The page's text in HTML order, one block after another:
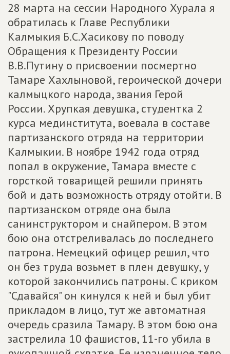
28 марта на сессии Народного Хурала я
обратилась к Главе Республики
Калмыкия Б.С.Хасикову по поводу
Обращения к Президенту России
В.В.Путину о присвоении посмертно
Тамаре Хахлыновой, героической дочери
калмыцкого народа, звания Герой
России. Хрупкая девушка, студентка 2
курса мединститута, воевала в составе
партизанского отряда на территории
Калмыкии. В ноябре 1942 года отряд
попал в окружение, Тамара вместе с
горсткой товарищей решили принять
бой и дать возможность отряду отойти. В
партизанском отряде она была
санинструктором и снайпером. В этом
бою она отстреливалась до последнего
патрона. Немецкий офицер решил, что
он без труда возьмет в плен девушку, у
которой закончились патроны. С криком
"Сдавайся" он кинулся к ней и был убит
прикладом в лицо, тут же автоматная
очередь сразила Тамару. В этом бою она
застрелила 10 фашистов, 11-го убила в